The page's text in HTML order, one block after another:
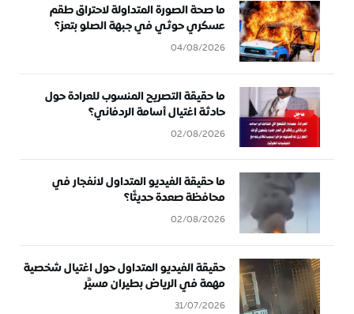
ما صحة الصورة المتداولة لاحتراق طقم
عسكري حوثي في جبهة الصلو بتعز؟
04/08/2026
ما حقيقة التصريح المنسوب للعرادة حول
حادثة اغتيال أسامة الردفاني؟
02/08/2026
ما حقيقة الفيديو المتداول لانفجار في
محافظة صعدة حديثًا؟
02/08/2026
حقيقة الفيديو المتداول حول اغتيال شخصية
مهمة في الرياض بطيران مسيَّر
31/07/2026